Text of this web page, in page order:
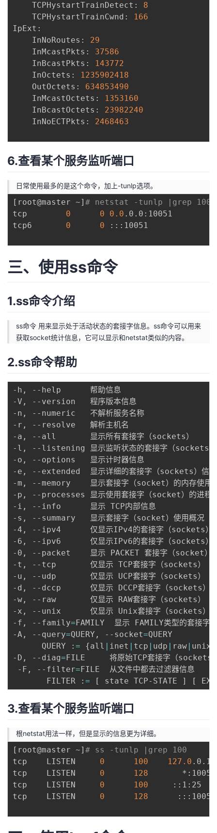
    TCPHystartTrainDetect:
8
    TCPHystartTrainCwnd:
166
IpExt:
    InNoRoutes:
29
    InMcastPkts:
37586
    InBcastPkts:
143772
    InOctets:
1235902418
    OutOctets:
634853490
    InMcastOctets:
1353160
    InBcastOctets:
23982240
    InNoECTPkts:
2468463
6.查看某个服务监听端口
日常使用最多的是这个命令，加上-tunlp选项。
[ root@master ~] # netstat -tunlp |grep 100
tcp 0 0 0.0
tcp6 0 0 :::10051
三、使用ss命令
1.ss命令介绍
ss命令 用来显示处于活动状态的套接字信息。ss命令可以用来
获取socket统计信息，它可以显示和netstat类似的内容。
2.ss命令帮助
-h, --help      帮助信息
-V, --version   程序版本信息
-n, --numeric   不解析服务名称
-r, --resolve   解析主机名
-a, --all       显示所有套接字（sockets）
-l, --listening 显示监听状态的套接字（sockets）
-o, --options   显示计时器信息
-e, --extended  显示详细的套接字（sockets）信息
-m, --memory    显示套接字（socket）的内存使用
-p, --processes 显示使用套接字（socket）的进程
-i, --info      显示 TCP内部信息
-s, --summary   显示套接字（socket）使用概况
-4, --ipv4      仅显示IPv4的套接字（sockets）
-6, --ipv6      仅显示IPv6的套接字（sockets）
-0, --packet    显示 PACKET 套接字（socket）
-t, --tcp       仅显示 TCP套接字（sockets）
-u, --udp       仅显示 UCP套接字（sockets）
-d, --dccp      仅显示 DCCP套接字（sockets）
-w, --raw       仅显示 RAW套接字（sockets）
-x, --unix      仅显示 Unix套接字（sockets）
-f, --family= FAMILY  显示 FAMILY类型的
-A, --query=QUERY, --socket=QUERY
      QUERY :
= {all inet tcp udp raw unix
-D, --diag= FILE     将原始TCP套接字（sockets）
-F, --filter= FILE  从文件中都去过滤器信息
       FILTER :
= [ state TCP-STATE ] [
3.查看某个服务监听端口
根netstat用法一样，但是显示的信息更为详细。
[ root@master ~] # ss -tunlp |grep 100
tcp    LISTEN 0 100 127.0
tcp    LISTEN 0 128
tcp    LISTEN 0 100
::1:25
tcp    LISTEN 0 128